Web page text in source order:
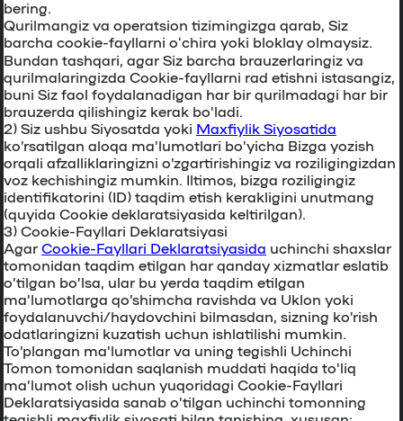
bering.
Qurilmangiz va operatsion tizimingizga qarab, Siz
barcha cookie-fayllarni oʻchira yoki bloklay olmaysiz.
Bundan tashqari, agar Siz barcha brauzerlaringiz va
qurilmalaringizda Cookie-fayllarni rad etishni istasangiz,
buni Siz faol foydalanadigan har bir qurilmadagi har bir
brauzerda qilishingiz kerak bo’ladi.
2) Siz ushbu Siyosatda yoki Maxfiylik Siyosatida
ko’rsatilgan aloqa ma’lumotlari bo’yicha Bizga yozish
orqali afzalliklaringizni o’zgartirishingiz va roziligingizdan
voz kechishingiz mumkin. Iltimos, bizga roziligingiz
identifikatorini (ID) taqdim etish kerakligini unutmang
(quyida Cookie deklaratsiyasida keltirilgan).
3) Cookie-Fayllari Deklaratsiyasi
Agar Cookie-Fayllari Deklaratsiyasida uchinchi shaxslar
tomonidan taqdim etilgan har qanday xizmatlar eslatib
o’tilgan bo’lsa, ular bu yerda taqdim etilgan
ma’lumotlarga qo’shimcha ravishda va Uklon yoki
foydalanuvchi/haydovchini bilmasdan, sizning ko’rish
odatlaringizni kuzatish uchun ishlatilishi mumkin.
To’plangan ma’lumotlar va uning tegishli Uchinchi
Tomon tomonidan saqlanish muddati haqida to’liq
ma’lumot olish uchun yuqoridagi Cookie-Fayllari
Deklaratsiyasida sanab o’tilgan uchinchi tomonning